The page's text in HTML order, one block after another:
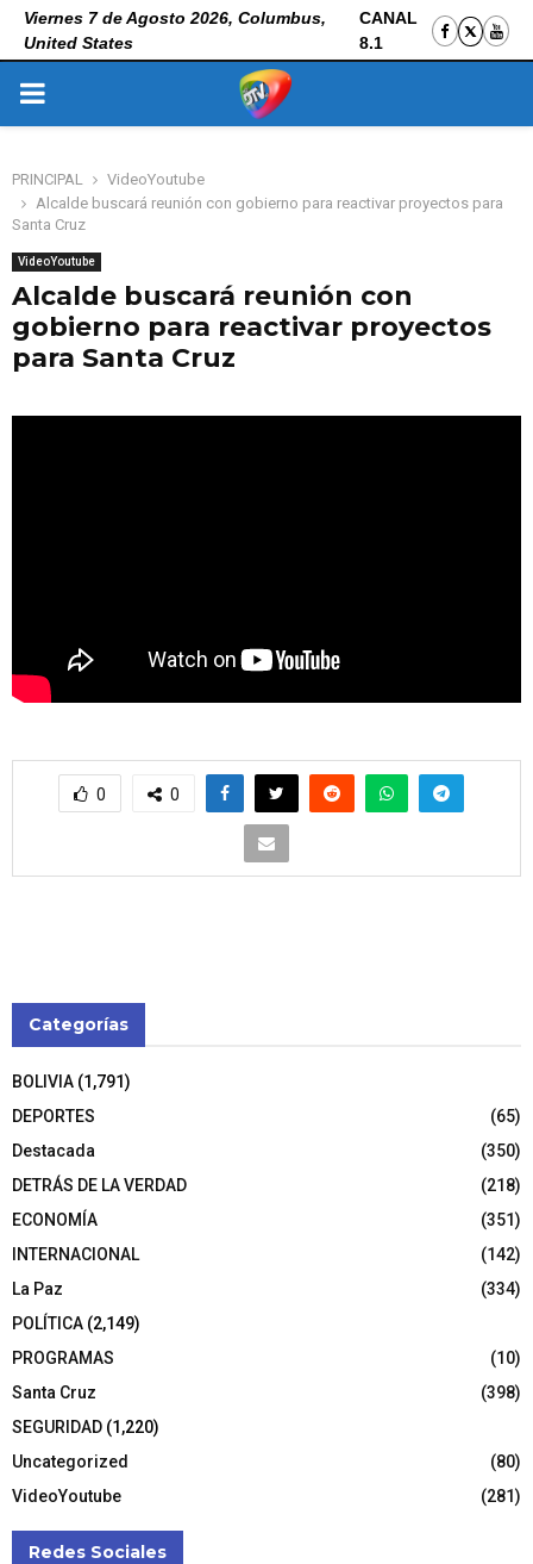
Viernes 7 de Agosto 2026, Columbus,
United States
CANAL
8.1
PRIMARY
PRINCIPAL
VideoYoutube
Alcalde buscará reunión con gobierno para reactivar proyectos para
Santa Cruz
VideoYoutube
Alcalde buscará reunión con
gobierno para reactivar proyectos
para Santa Cruz
0 0
Categorías
BOLIVIA (1,791)
DEPORTES
(65)
Destacada
(350)
DETRÁS DE LA VERDAD
(218)
ECONOMÍA
(351)
INTERNACIONAL
(142)
La Paz
(334)
POLÍTICA (2,149)
PROGRAMAS
(10)
Santa Cruz
(398)
SEGURIDAD (1,220)
Uncategorized
(80)
VideoYoutube
(281)
Redes Sociales